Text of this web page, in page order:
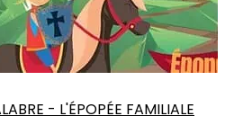
- L'ÉPOPÉE FAMILIALE